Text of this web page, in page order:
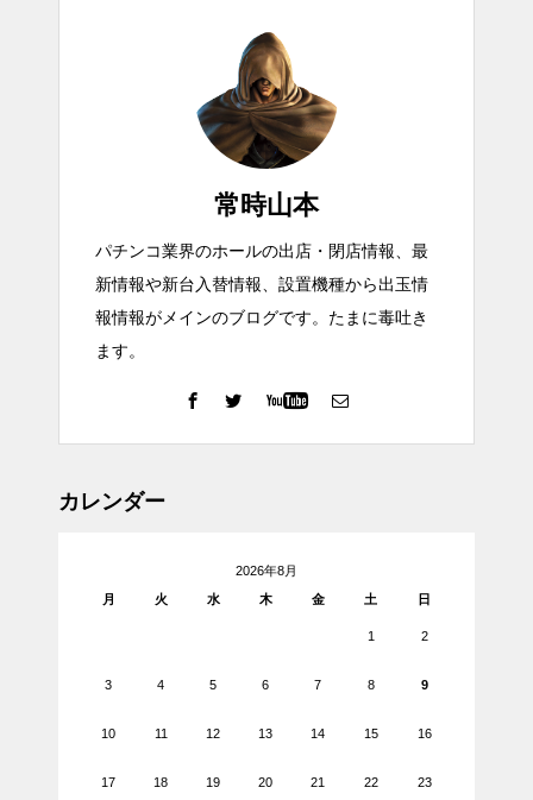
常時山本
パチンコ業界のホールの出店・閉店情報、最
新情報や新台入替情報、設置機種から出玉情
報情報がメインのブログです。たまに毒吐き
ます。
カレンダー
2026年8月
月
火 水 木 金 土 日
1 2
3 4 5 6 7 8 9
10 11 12 13 14 15 16
17 18 19 20 21 22 23